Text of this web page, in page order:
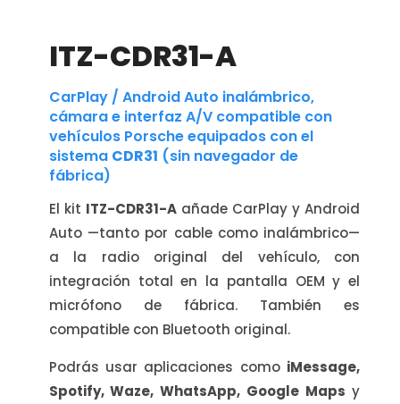
ITZ-CDR31-A
CarPlay / Android Auto inalámbrico,
cámara e interfaz A/V compatible con
vehículos Porsche equipados con el
sistema CDR31 (sin navegador de
fábrica)
El kit ITZ-CDR31-Aañade CarPlay y Android
Auto —tanto por cable como inalámbrico—
a la radio original del vehículo, con
integración total en la pantalla OEM y el
micrófono de fábrica. También es
compatible con Bluetooth original.
Podrás usar aplicaciones como iMessage,
Spotify, Waze, WhatsApp, Google Maps y